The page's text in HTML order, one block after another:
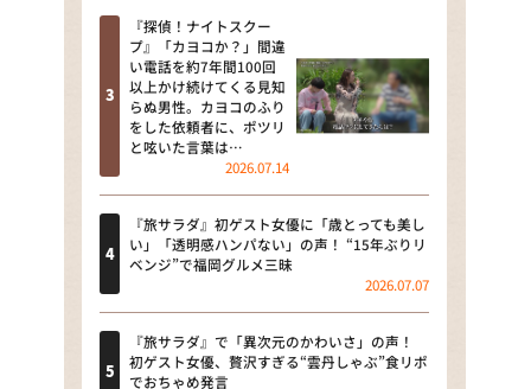
本日はダイアンなり！シーズン２
朝だ！生です旅サラダ
教えて！ニュースライブ 正義の
ミカタ
ＬＩＦＥ～夢のカタチ～
新婚さんいらっしゃい！
ザキ山小屋本館
『探偵！ナイトスクー
プ』「カヨコか？」間違
い電話を約7年間100回
以上かけ続けてくる見知
らぬ男性。カヨコのふり
をした依頼者に、ポツリ
と呟いた言葉は…
2026.07.14
『旅サラダ』初ゲスト女優に「歳とっても美し
い」「透明感ハンパない」の声！ “15年ぶりリ
ベンジ”で福岡グルメ三昧
2026.07.07
『旅サラダ』で「異次元のかわいさ」の声！
初ゲスト女優、贅沢すぎる“雲丹しゃぶ”食リポ
でおちゃめ発言